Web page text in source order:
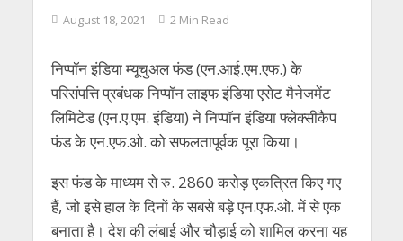
August 18, 2021 2 Min Read
निप्पॉन इंडिया म्यूचुअल फंड (एन.आई.एम.एफ.) के
परिसंपत्ति प्रबंधक निप्पॉन लाइफ इंडिया एसेट मैनेजमेंट
लिमिटेड (एन.ए.एम. इंडिया) ने निप्पॉन इंडिया फ्लेक्सीकैप
फंड के एन.एफ.ओ. को सफलतापूर्वक पूरा किया।
इस फंड के माध्यम से रु. 2860 करोड़ एकत्रित किए गए
हैं, जो इसे हाल के दिनों के सबसे बड़े एन.एफ.ओ. में से एक
बनाता है। देश की लंबाई और चौड़ाई को शामिल करना यह